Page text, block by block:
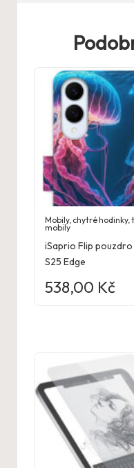
Mobily, chytré hodinky,
mobily
iSaprio Flip
S25 Edge
538,00 Kč